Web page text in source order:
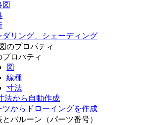
図
ダリング、シェーディング
図のプロパティ
プロパティ
図
線種
寸法
法から自動作成
ツからドローイングを作成
バルーン（パーツ番号）